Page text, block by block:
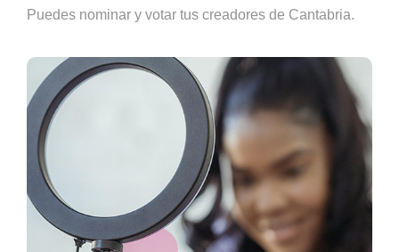
Puedes nominar y votar tus creadores de Cantabria.